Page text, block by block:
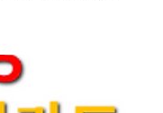
동재충전의 대상, 절차, 그
.문화누리카드 완벽가이드
문화누리카드를 사용한
청 없이 자동으로 충전해